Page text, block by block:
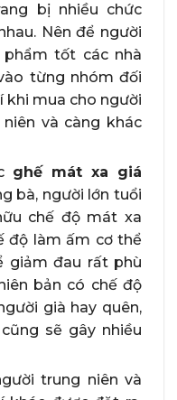
bị nhiều chức
Nên để người
tốt các nhà
từng nhóm đối
khi mua cho người
và càng khác
ghế mát xa giá
bà, người lớn tuổi
chế độ mát xa
độ làm ấm cơ thể
giảm đau rất phù
bản có chế độ
già hay quên,
sẽ gây nhiều
trung niên và